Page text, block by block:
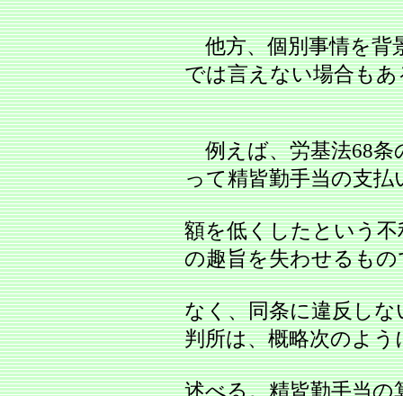
他方、個別事情を背
では言えない場合もあ
例えば、労基法68条
って精皆勤手当の支払
額を低くしたという
の趣旨を失わせるもの
なく、同条に違反し
判所は、概略次のよう
述べる。精皆勤手当の